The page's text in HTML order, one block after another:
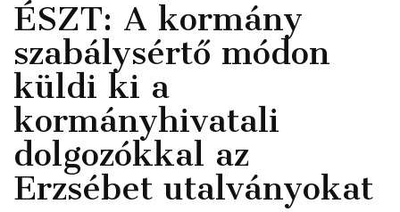
ÉSZT: A kormány
szabálysértő módon
küldi ki a
kormányhivatali
dolgozókkal az
Erzsébet utalványokat